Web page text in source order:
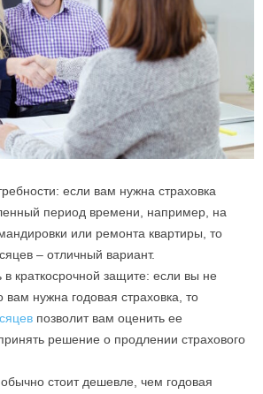
если вам нужна страховка
период времени, например, на
или ремонта квартиры, то
– отличный вариант.
краткосрочной защите: если вы не
вам нужна годовая страховка, то
позволит вам оценить ее
решение о продлении страхового
стоит дешевле, чем годовая